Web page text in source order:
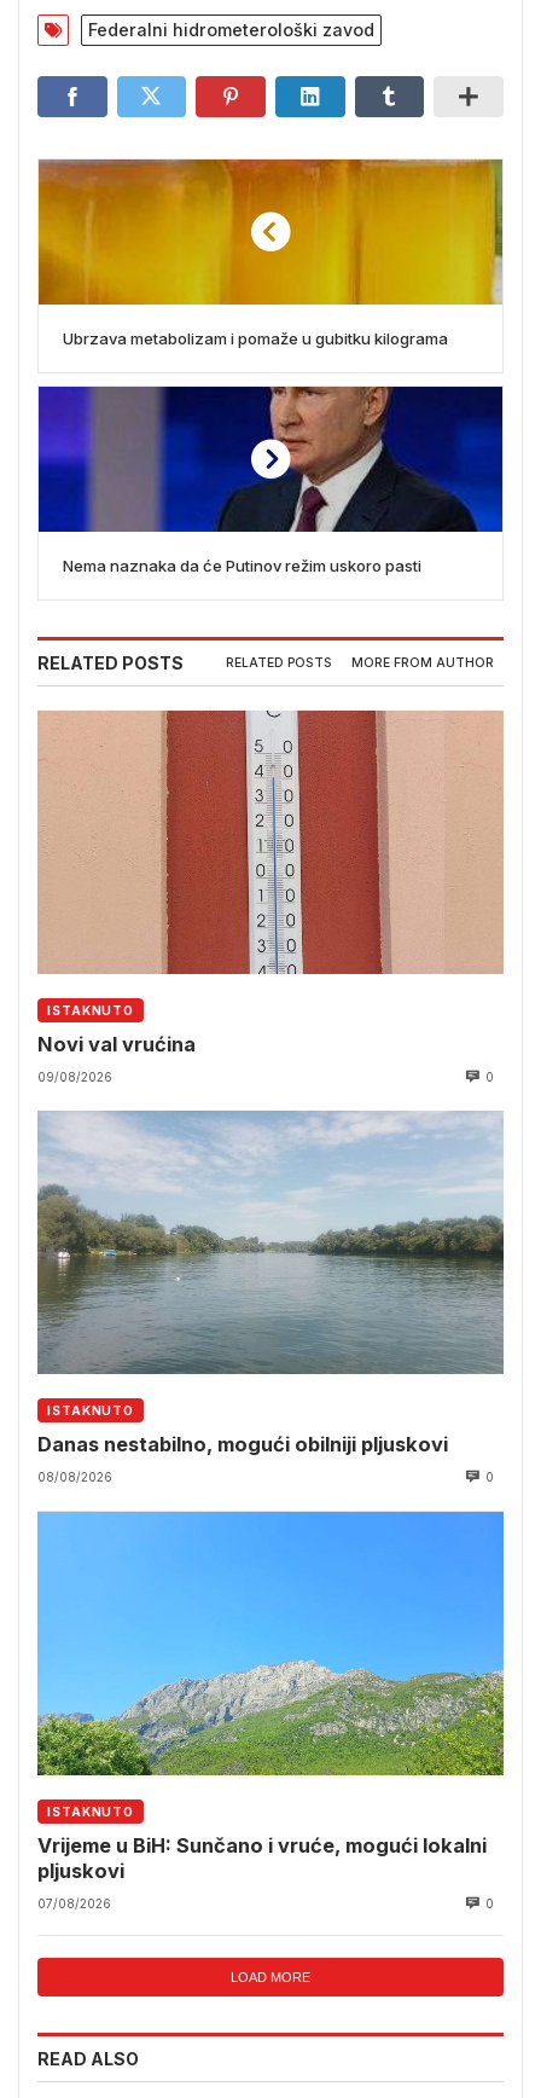
Federalni hidrometerološki zavod
Ubrzava metabolizam i pomaže u gubitku kilograma
Nema naznaka da će Putinov režim uskoro pasti
RELATED POSTS RELATED POSTS MORE FROM AUTHOR
ISTAKNUTO
Novi val vrućina
09/08/2026 0
ISTAKNUTO
Danas nestabilno, mogući obilniji pljuskovi
08/08/2026 0
ISTAKNUTO
Vrijeme u BiH: Sunčano i vruće, mogući lokalni
pljuskovi
07/08/2026 0
LOAD MORE
READ ALSO